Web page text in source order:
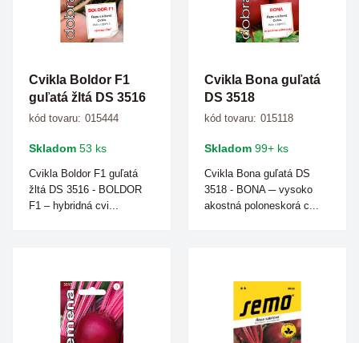
Cvikla Boldor F1
guľatá žltá DS 3516
kód tovaru: 015444
Skladom 53 ks
Cvikla Boldor F1 guľatá
žltá DS 3516 - BOLDOR
F1 – hybridná cvi...
Cvikla Bona guľatá
DS 3518
kód tovaru: 015118
Skladom 99+ ks
Cvikla Bona guľatá DS
3518 - BONA ─ vysoko
akostná poloneskorá c...